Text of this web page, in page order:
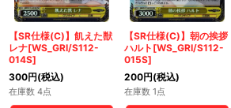
【SR仕様(C)】飢えた獣
レナ[WS_GRI/S112-
014S]
300円(税込)
在庫数 4点
【SR仕様(C)】朝の挨拶
ハルト[WS_GRI/S112-
015S]
200円(税込)
在庫数 1点